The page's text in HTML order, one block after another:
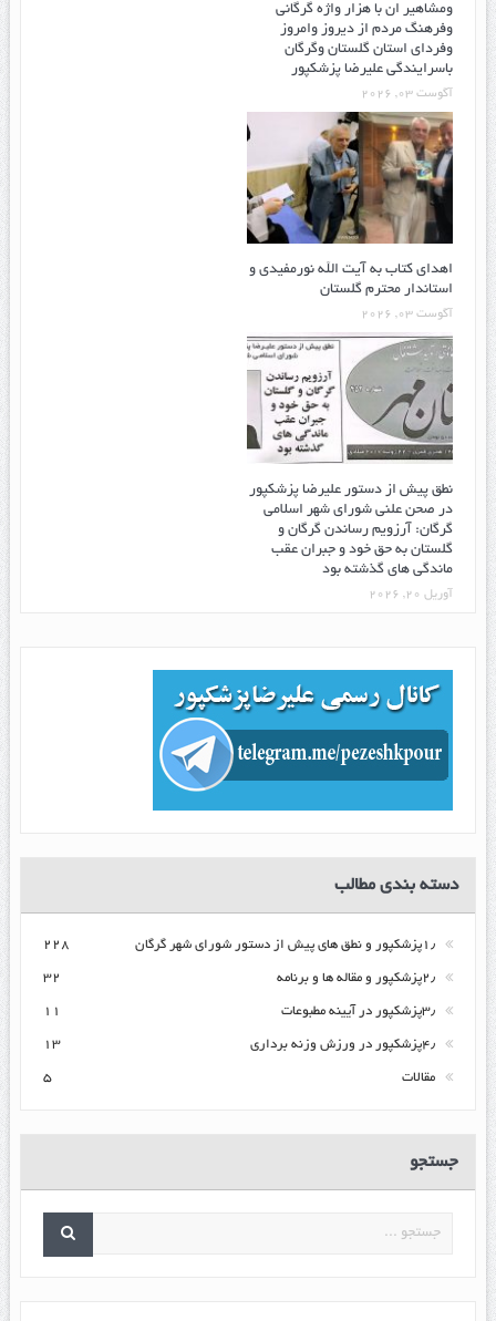
ومشاهیر ان با هزار واژه گرگانی
وفرهنگ مردم از دیروز وامروز
وفردای استان گلستان وگرگان
باسرایندگی علیرضا پزشکپور
آگوست 03, 2026
اهدای کتاب به آیت الله نورمفیدی و
استاندار محترم گلستان
آگوست 03, 2026
نطق پیش از دستور علیرضا پزشکپور
در صحن علنی شورای شهر اسلامی
گرگان: آرزویم رساندن گرگان و
گلستان به حق خود و جبران عقب
ماندگی های گذشته بود
آوریل 20, 2026
دسته بندی مطالب
۱٫پزشکپور و نطق های پیش از دستور شورای شهر گرگان ۲۲۸
۲٫پزشکپور و مقاله ها و برنامه ۳۲
۳٫پزشکپور در آیینه مطبوعات ۱۱
۴٫پزشکپور در ورزش وزنه برداری ۱۳
مقالات ۵
جستجو